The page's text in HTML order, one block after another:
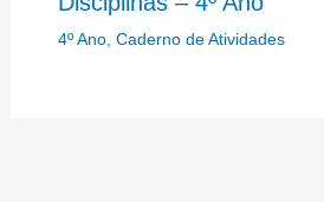
4º Ano, Caderno de Atividades